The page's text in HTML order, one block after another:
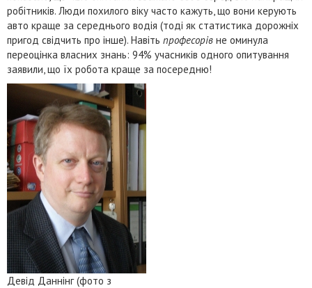
робітників. Люди похилого віку часто кажуть, що вони керують
авто краще за середнього водія (тоді як статистика дорожніх
пригод свідчить про інше). Навіть професорів не оминула
переоцінка власних знань: 94% учасників одного опитування
заявили, що їх робота краще за посередню!
Девід Даннінг (фото з